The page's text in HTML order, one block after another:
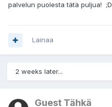
palvelun puolesta tätä puljua! ;D
Lainaa
2 weeks later...
Guest Tähkä